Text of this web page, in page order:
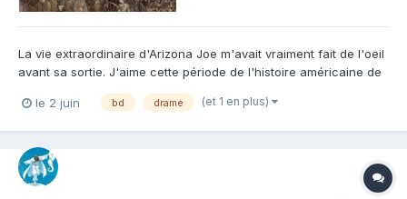
La vie extraordinaire d'Arizona Joe m'avait vraiment fait de l'oeil
avant sa sortie. J'aime cette période de l'histoire américaine de
s'ébaucher. Et dès les premières pages Arizona Joe nous
le 2 juin bd drame (et 1 en plus)